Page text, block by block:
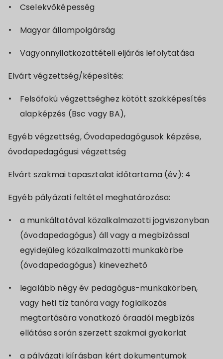
Cselekvőképesség
Magyar állampolgárság
Vagyonnyilatkozattételi eljárás lefolytatása
Elvárt végzettség/képesítés:
Felsőfokú végzettséghez kötött szakképesítés
alapképzés (Bsc vagy BA),
Egyéb végzettség, Óvodapedagógusok képzése,
óvodapedagógusi végzettség
Elvárt szakmai tapasztalat időtartama (év): 4
Egyéb pályázati feltétel meghatározása:
a munkáltatóval közalkalmazotti jogviszonyban
(óvodapedagógus) áll vagy a megbízással
egyidejűleg közalkalmazotti munkakörbe
(óvodapedagógus) kinevezhető
legalább négy év pedagógus-munkakörben,
vagy heti tíz tanóra vagy foglalkozás
megtartására vonatkozó óraadói megbízás
ellátása során szerzett szakmai gyakorlat
a pályázati kiírásban kért dokumentumok